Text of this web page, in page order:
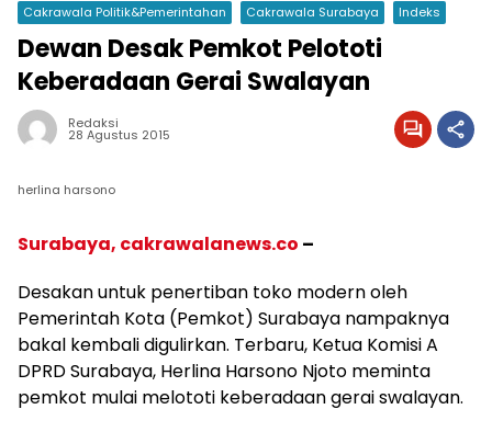
Cakrawala Politik&Pemerintahan
Cakrawala Surabaya Indeks
Dewan Desak Pemkot Pelototi
Keberadaan Gerai Swalayan
Redaksi
28 Agustus 2015
herlina harsono
Surabaya, cakrawalanews.co –
Desakan untuk penertiban toko modern oleh
Pemerintah Kota (Pemkot) Surabaya nampaknya
bakal kembali digulirkan. Terbaru, Ketua Komisi A
DPRD Surabaya, Herlina Harsono Njoto meminta
pemkot mulai melototi keberadaan gerai swalayan.